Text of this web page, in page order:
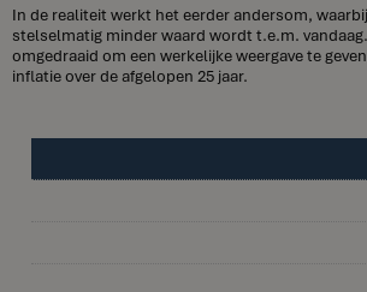
In de realiteit werkt het eerder andersom,
stelselmatig minder waard wordt t.e.m.
omgedraaid om een werkelijke weergave te
inflatie over de afgelopen 25 jaar.